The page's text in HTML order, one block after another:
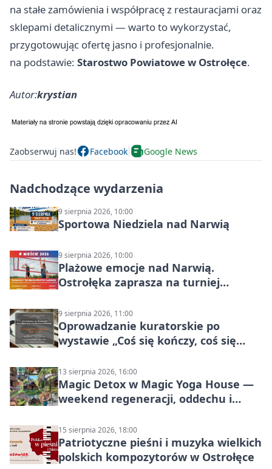
na stałe zamówienia i współpracę z restauracjami oraz
sklepami detalicznymi — warto to wykorzystać,
przygotowując ofertę jasno i profesjonalnie.
na podstawie: Starostwo Powiatowe w Ostrołęce.
Autor:krystian
Zaobserwuj nas! Facebook Google News
Nadchodzące wydarzenia
9 sierpnia 2026, 10:00
Sportowa Niedziela nad Narwią
9 sierpnia 2026, 10:00
Plażowe emocje nad Narwią.
Ostrołęka zaprasza na turniej
9 sierpnia 2026, 11:00
Oprowadzanie kuratorskie po
wystawie „Coś się kończy, coś się
Mazowsza do Korony”
13 sierpnia 2026, 16:00
Magic Detox w Magic Yoga House —
weekend regeneracji, oddechu i
15 sierpnia 2026, 18:00
Patriotyczne pieśni i muzyka wielkich
polskich kompozytorów w Ostrołęce